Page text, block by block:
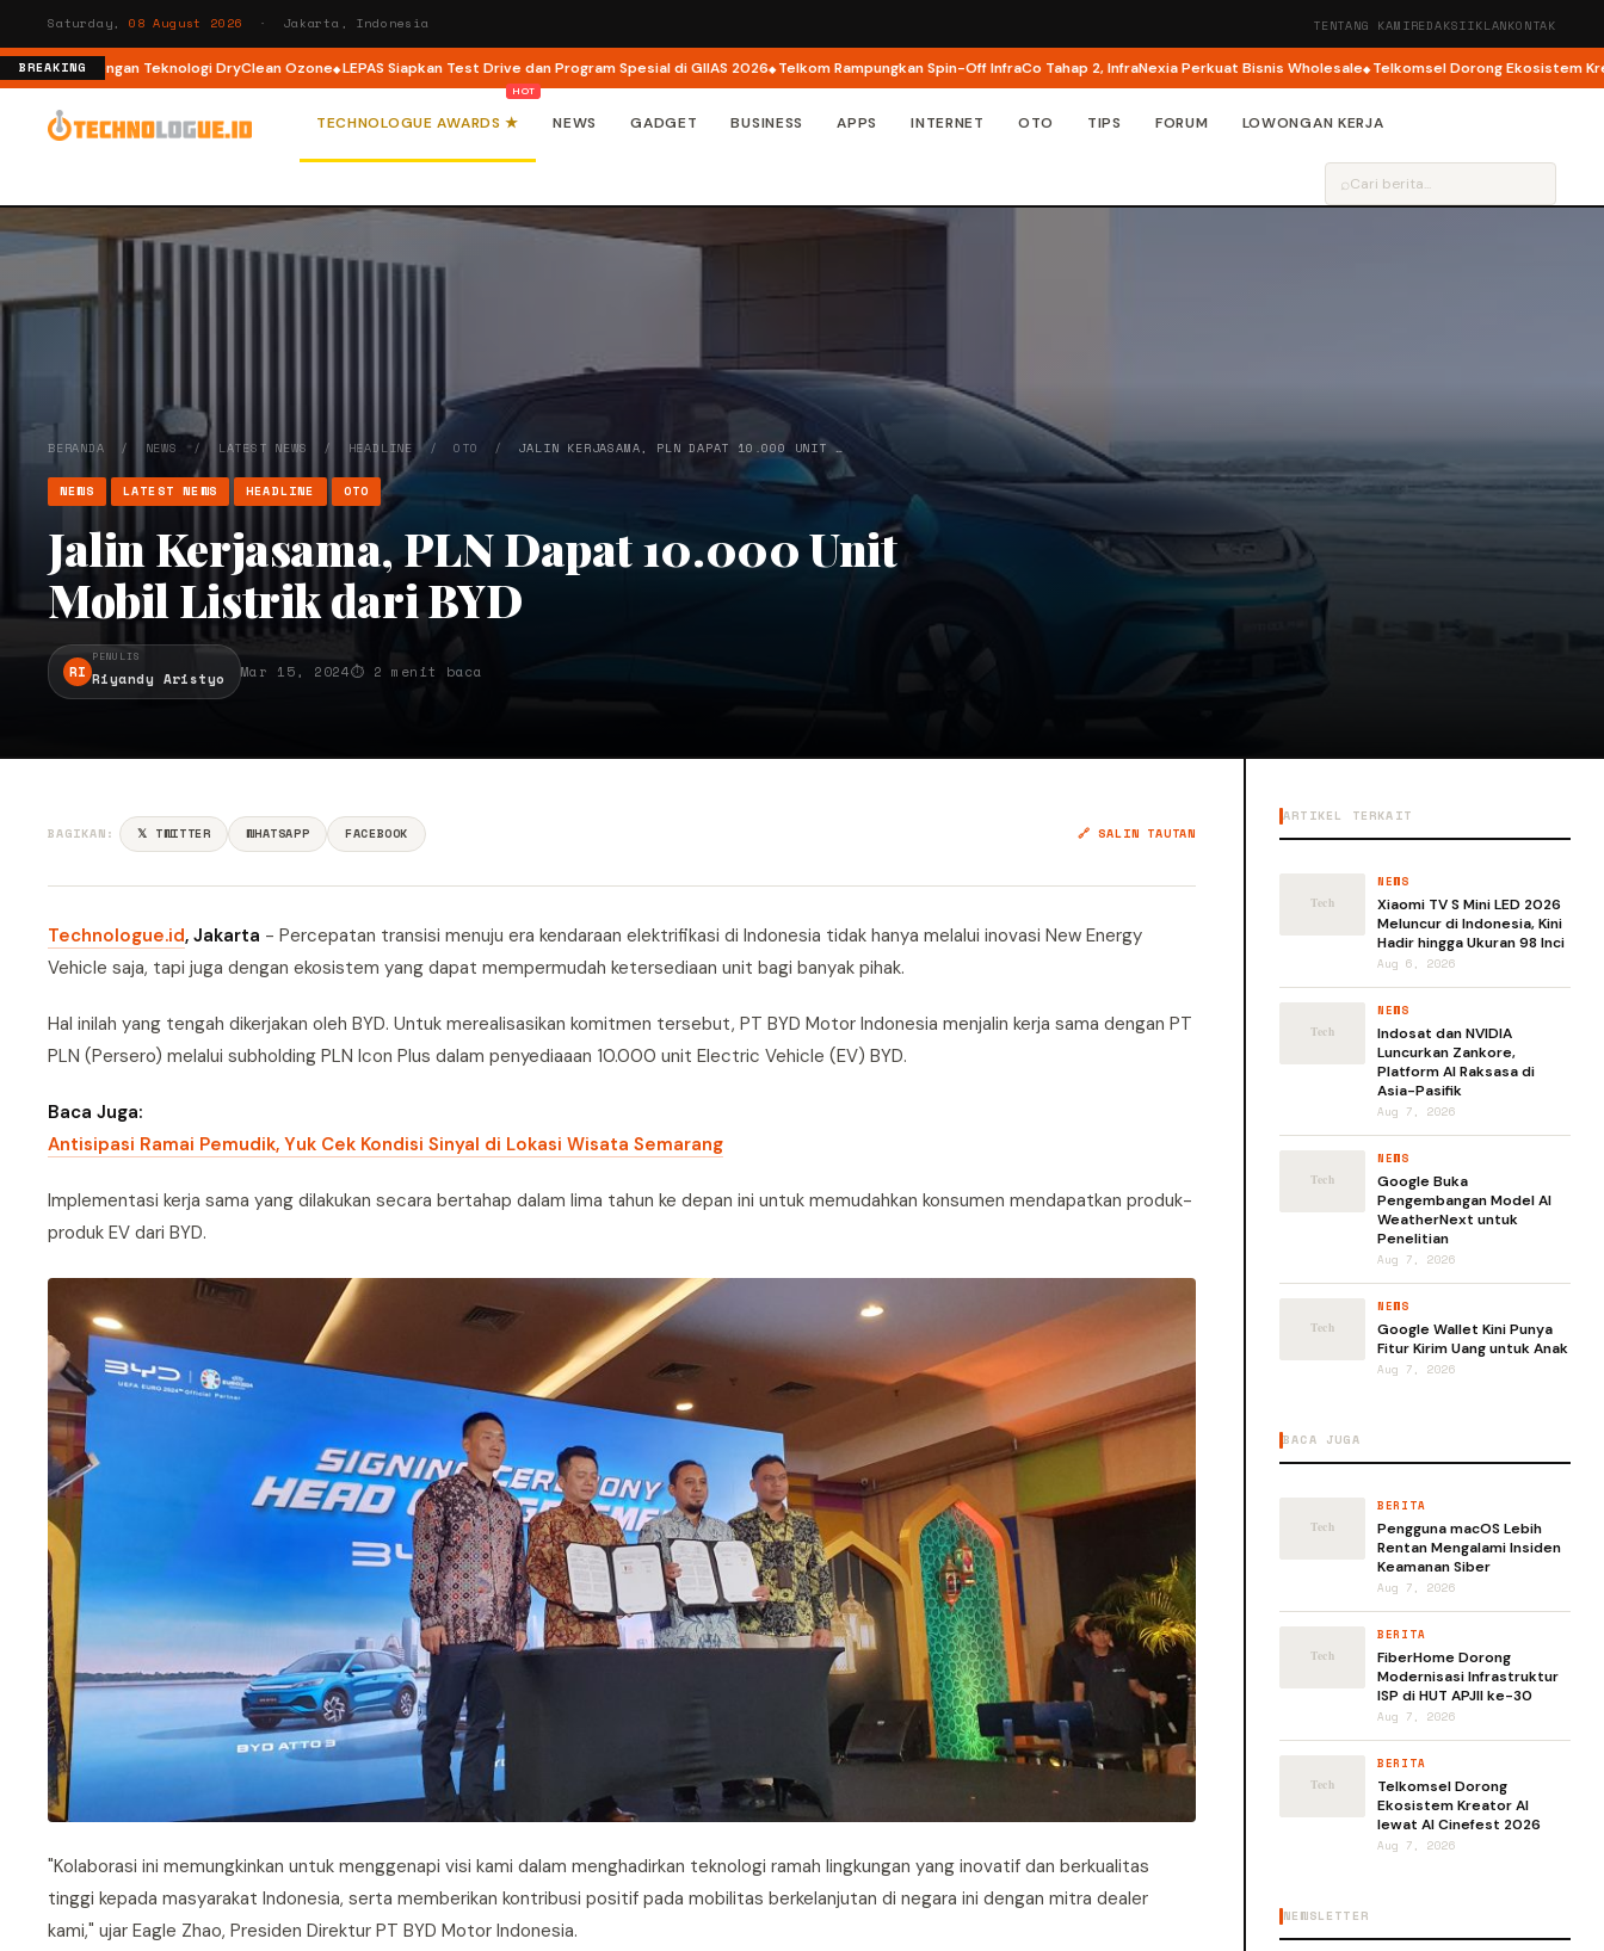
Saturday, 08 August 2026 · Jakarta, Indonesia TENTANG KAMIREDAKSIIKLANKONTAK
BREAKING
dengan Teknologi DryClean Ozone LEPAS Siapkan Test Drive dan Program Spesial di GIIAS 2026 Telkom Rampungkan Spin-Off InfraCo Tahap 2, InfraNexia Perkuat Bisnis Wholesale Telkomsel Dorong Ekosistem Kreator AI
TECHNOLOGUE AWARDS ★ NEWS GADGET BUSINESS APPS INTERNET OTO TIPS FORUM LOWONGAN KERJA
⌕
BERANDA / NEWS / LATEST NEWS / HEADLINE /OTO / JALIN KERJASAMA, PLN DAPAT 10.000 UNIT …
NEWS LATEST NEWS HEADLINE OTO
Jalin Kerjasama, PLN Dapat 10.000 Unit
Mobil Listrik dari BYD
RI
PENULIS
Riyandy Aristyo Mar 15, 2024⏱ 2 menit baca
BAGIKAN: 𝕏 TWITTER WHATSAPP FACEBOOK 🔗 SALIN TAUTAN
Technologue.id, Jakarta - Percepatan transisi menuju era kendaraan elektrifikasi di Indonesia tidak hanya melalui inovasi New Energy
Vehicle saja, tapi juga dengan ekosistem yang dapat mempermudah ketersediaan unit bagi banyak pihak.
Hal inilah yang tengah dikerjakan oleh BYD. Untuk merealisasikan komitmen tersebut, PT BYD Motor Indonesia menjalin kerja sama dengan PT
PLN (Persero) melalui subholding PLN Icon Plus dalam penyediaaan 10.000 unit Electric Vehicle (EV) BYD.
Baca Juga:
Antisipasi Ramai Pemudik, Yuk Cek Kondisi Sinyal di Lokasi Wisata Semarang
Implementasi kerja sama yang dilakukan secara bertahap dalam lima tahun ke depan ini untuk memudahkan konsumen mendapatkan produk-
produk EV dari BYD.
"Kolaborasi ini memungkinkan untuk menggenapi visi kami dalam menghadirkan teknologi ramah lingkungan yang inovatif dan berkualitas
tinggi kepada masyarakat Indonesia, serta memberikan kontribusi positif pada mobilitas berkelanjutan di negara ini dengan mitra dealer
kami," ujar Eagle Zhao, Presiden Direktur PT BYD Motor Indonesia.
ARTIKEL TERKAIT
NEWS
Xiaomi TV S Mini LED 2026
Meluncur di Indonesia, Kini
Hadir hingga Ukuran 98 Inci
Aug 6, 2026
NEWS
Indosat dan NVIDIA
Luncurkan Zankore,
Platform AI Raksasa di
Asia-Pasifik
Aug 7, 2026
NEWS
Google Buka
Pengembangan Model AI
WeatherNext untuk
Penelitian
Aug 7, 2026
NEWS
Google Wallet Kini Punya
Fitur Kirim Uang untuk Anak
Aug 7, 2026
BACA JUGA
BERITA
Pengguna macOS Lebih
Rentan Mengalami Insiden
Keamanan Siber
Aug 7, 2026
BERITA
FiberHome Dorong
Modernisasi Infrastruktur
ISP di HUT APJII ke-30
Aug 7, 2026
BERITA
Telkomsel Dorong
Ekosistem Kreator AI
lewat AI Cinefest 2026
Aug 7, 2026
NEWSLETTER